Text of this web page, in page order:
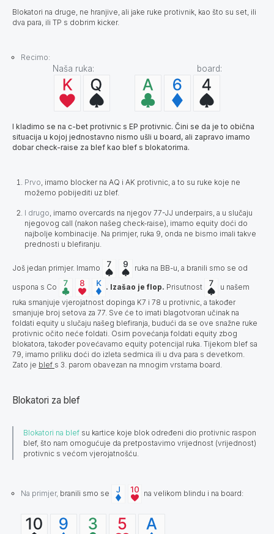
Blokatori na druge, ne hranjive, ali jake ruke protivnik, kao što su set, ili
dva para, ili TP s dobrim kicker.
Recimo:
Naša ruka: board:
I kladimo se na c-bet protivnic s EP protivnic. Čini se da je to obična
situacija u kojoj jednostavno nismo ušli u board, ali zapravo imamo
dobar check-raise za blef kao blef s blokatorima.
Prvo , imamo blocker na AQ i AK protivnic, a to su ruke koje ne
možemo pobijediti uz blef.
I drugo , imamo overcards na njegov 77-JJ underpairs, a u slučaju
njegovog call (nakon našeg check-raise), imamo equity doći do
najbolje kombinacije. Na primjer, ruka 9, onda ne bismo imali takve
prednosti u blefiranju.
Još jedan primjer. Imamo ruka na BB-u, a branili smo se od
uspona s Co . Izašao je flop. Prisutnost
u našem
ruka smanjuje vjerojatnost dopinga K7 i 78 u protivnic, a također
smanjuje broj setova za 77. Sve će to imati blagotvoran učinak na
foldati equity u slučaju našeg blefiranja, budući da se ove snažne ruke
protivnic očito neće foldati. Osim povećanja foldati equity zbog
blokatora, također povećavamo equity potencijal ruka. Tijekom blef sa
79, imamo priliku doći do izleta sedmica ili u dva para s devetkom.
Zato je blef s 3. parom obavezan na mnogim vrstama board.
Blokatori za blef
Blokatori na blef su kartice koje blok određeni dio protivnic raspon
blef, što nam omogućuje da pretpostavimo vrijednost (vrijednost)
protivnic s većom vjerojatnošću.
Na primjer, branili smo se na velikom blindu i na board: